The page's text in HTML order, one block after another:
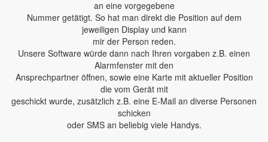
an eine vorgegebene
Nummer getätigt. So hat man direkt die Position auf dem
jeweiligen Display und kann
mir der Person reden.
Unsere Software würde dann nach Ihren vorgaben z.B. einen
Alarmfenster mit den
Ansprechpartner öffnen, sowie eine Karte mit aktueller Position
die vom Gerät mit
geschickt wurde, zusätzlich z.B. eine E-Mail an diverse Personen
schicken
oder SMS an beliebig viele Handys.